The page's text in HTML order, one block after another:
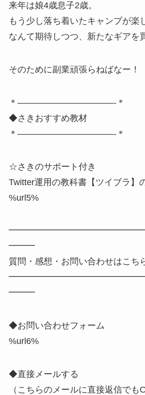
来年は娘4歳息子2歳。
もう少し落ち着いたキャンプが楽
なんて期待しつつ、新たなギアを
そのために副業頑張らねばなー！
＊———————————-＊
◆さきおすすめ教材
＊———————————-＊
☆さきのサポート付き
Twitter運用の教科書【ツイブラ】
%url5%
━━━
質問・感想・お問い合わせはこち
━━━
◆お問い合わせフォーム
%url6%
◆直接メールする
（こちらのメールに直接返信でも